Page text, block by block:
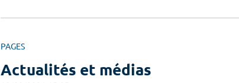
PAGES
Actualités et médias